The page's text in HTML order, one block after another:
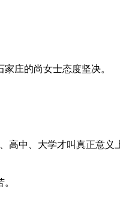
庄的尚女士态度坚决。
中、大学才叫真正意义